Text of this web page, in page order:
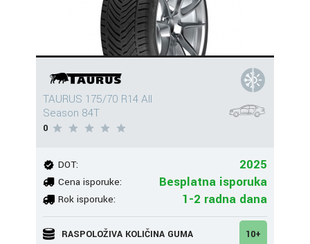
TAURUS 175/70 R14 All
Season 84T
0
DOT: 2025
Cena isporuke: Besplatna isporuka
Rok isporuke: 1-2 radna dana
RASPOLOŽIVA KOLIČINA GUMA 10+